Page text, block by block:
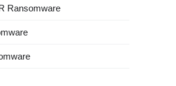
Ransomware